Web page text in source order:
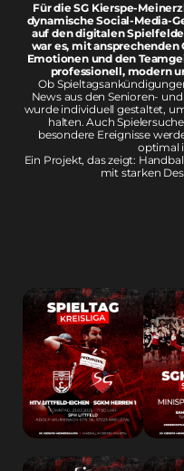
Für die SG Kierspe-
dynamische Social-Media-
auf den digitalen
war es, mit
Emotionen und den
professionell, modern
Ob
News aus den Senioren-
wurde individuell gestaltet,
halten. Auch
besondere Ereignisse
optimal
Ein Projekt, das zeigt:
mit starken